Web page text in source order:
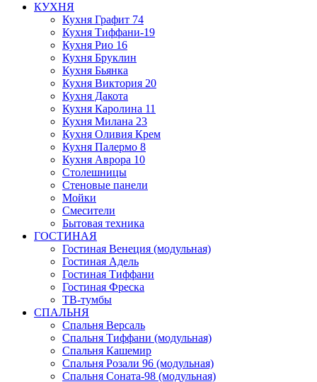
КУХНЯ
Кухня Графит 74
Кухня Тиффани-19
Кухня Рио 16
Кухня Бруклин
Кухня Бьянка
Кухня Виктория 20
Кухня Дакота
Кухня Каролина 11
Кухня Милана 23
Кухня Оливия Крем
Кухня Палермо 8
Кухня Аврора 10
Столешницы
Стеновые панели
Мойки
Смесители
Бытовая техника
ГОСТИНАЯ
Гостиная Венеция (модульная)
Гостиная Адель
Гостиная Тиффани
Гостиная Фреска
ТВ-тумбы
СПАЛЬНЯ
Спальня Версаль
Спальня Тиффани (модульная)
Спальня Кашемир
Спальня Розали 96 (модульная)
Спальня Соната-98 (модульная)